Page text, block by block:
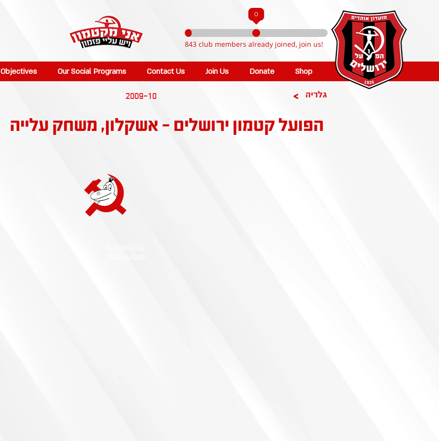
0
843 club members already joined, join us!
Objectives Our Social Programs Contact Us Join Us Donate Shop
>
2009-10 גלריה
הפועל קטמון ירושלים - אשקלון, משחק עלייה